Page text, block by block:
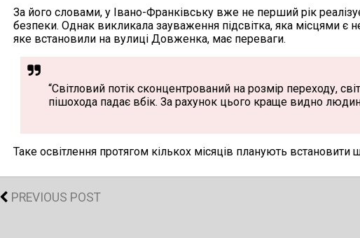
За його словами, у Івано-Франківську вже не перший рік
безпеки. Однак викликала зауваження підсвітка, яка місцями є
яке встановили на вулиці Довженка, має переваги.
“Світловий потік сконцентрований на розмір переходу,
пішохода падає вбік. За рахунок цього краще видно
Таке освітлення протягом кількох місяців планують встановити
PREVIOUS POST